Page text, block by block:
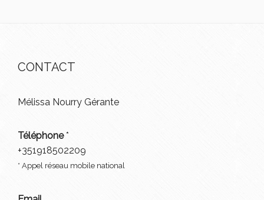
CONTACT
Mélissa Nourry Gérante
Téléphone*
+351918502209
* Appel réseau mobile national